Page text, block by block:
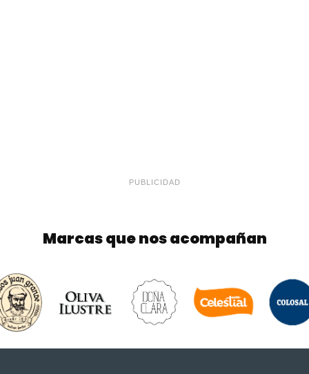
PUBLICIDAD
Marcas que nos acompañan